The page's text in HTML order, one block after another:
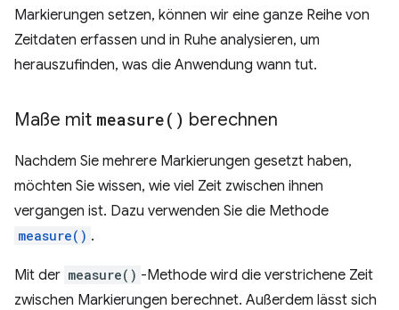
Markierungen setzen, können wir eine ganze Reihe von
Zeitdaten erfassen und in Ruhe analysieren, um
herauszufinden, was die Anwendung wann tut.
Maße mit measure( ) berechnen
Nachdem Sie mehrere Markierungen gesetzt haben,
möchten Sie wissen, wie viel Zeit zwischen ihnen
vergangen ist. Dazu verwenden Sie die Methode
measure() .
Mit der measure() -Methode wird die verstrichene Zeit
zwischen Markierungen berechnet. Außerdem lässt sich